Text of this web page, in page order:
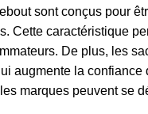
sont conçus pour
Cette caractéristique
De plus, les
augmente la
marques peuvent se